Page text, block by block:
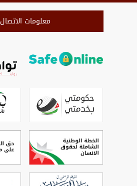
معلومات الاتصال